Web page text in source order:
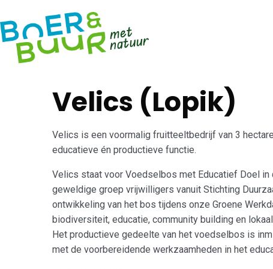
Velics (Lopik)
Velics is een voormalig fruitteeltbedrijf van 3
educatieve én productieve functie.
Velics staat voor Voedselbos met Educatief Doel in
geweldige groep vrijwilligers vanuit Stichting
ontwikkeling van het bos tijdens onze Groene
biodiversiteit, educatie, community building en
Het productieve gedeelte van het voedselbos is
met de voorbereidende werkzaamheden in het